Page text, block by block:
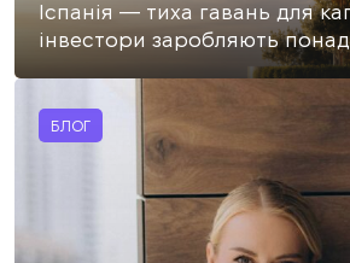
Іспанія — тиха гавань для
інвестори заробляють
БЛОГ